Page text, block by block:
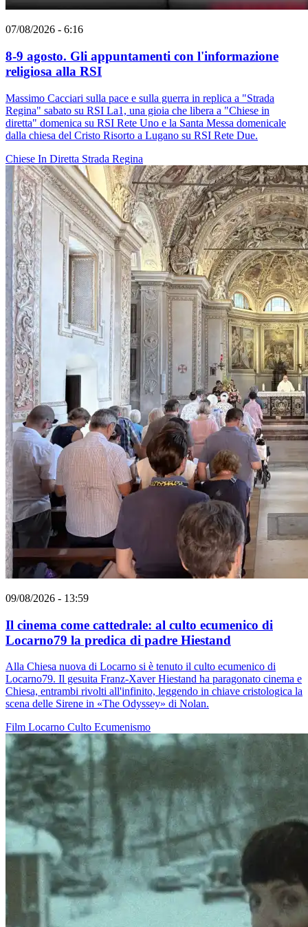
07/08/2026 - 6:16
8-9 agosto. Gli appuntamenti con l'informazione
religiosa alla RSI
Massimo Cacciari sulla pace e sulla guerra in replica a "Strada
Regina" sabato su RSI La1, una gioia che libera a "Chiese in
diretta" domenica su RSI Rete Uno e la Santa Messa domenicale
dalla chiesa del Cristo Risorto a Lugano su RSI Rete Due.
Chiese In Diretta Strada Regina
09/08/2026 - 13:59
Il cinema come cattedrale: al culto ecumenico di
Locarno79 la predica di padre Hiestand
Alla Chiesa nuova di Locarno si è tenuto il culto ecumenico di
Locarno79. Il gesuita Franz-Xaver Hiestand ha paragonato cinema e
Chiesa, entrambi rivolti all'infinito, leggendo in chiave cristologica la
scena delle Sirene in «The Odyssey» di Nolan.
Film Locarno Culto Ecumenismo